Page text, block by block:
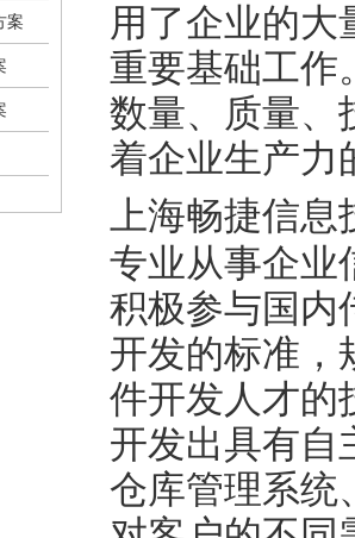
案
用了企业的大
重要基础工作
数量、质量、
着企业生产力
上海畅捷信息
专业从事企业
积极参与国内
开发的标准，
件开发人才的
开发出具有自
仓库管理系统